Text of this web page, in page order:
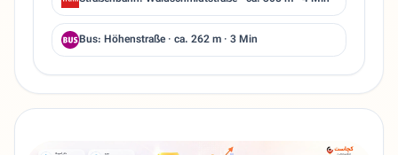
Bus: Höhenstraße · ca. 262 m · 3 Min